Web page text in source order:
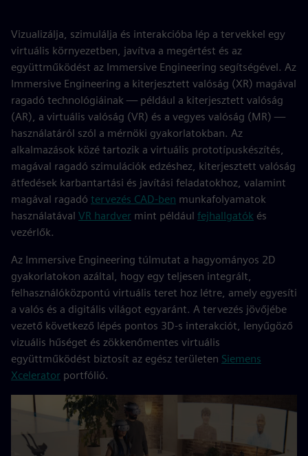
Vizualizálja, szimulálja és interakcióba lép a tervekkel egy
virtuális környezetben, javítva a megértést és az
együttműködést az Immersive Engineering segítségével. Az
Immersive Engineering a kiterjesztett valóság (XR) magával
ragadó technológiáinak — például a kiterjesztett valóság
(AR), a virtuális valóság (VR) és a vegyes valóság (MR) —
használatáról szól a mérnöki gyakorlatokban. Az
alkalmazások közé tartozik a virtuális prototípuskészítés,
magával ragadó szimulációk edzéshez, kiterjesztett valóság
átfedések karbantartási és javítási feladatokhoz, valamint
magával ragadó tervezés CAD-ben munkafolyamatok
használatával VR hardver mint például fejhallgatók és
vezérlők.
Az Immersive Engineering túlmutat a hagyományos 2D
gyakorlatokon azáltal, hogy egy teljesen integrált,
felhasználóközpontú virtuális teret hoz létre, amely egyesíti
a valós és a digitális világot egyaránt. A tervezés jövőjébe
vezető következő lépés pontos 3D-s interakciót, lenyűgöző
vizuális hűséget és zökkenőmentes virtuális
együttműködést biztosít az egész területen Siemens
Xcelerator portfólió.